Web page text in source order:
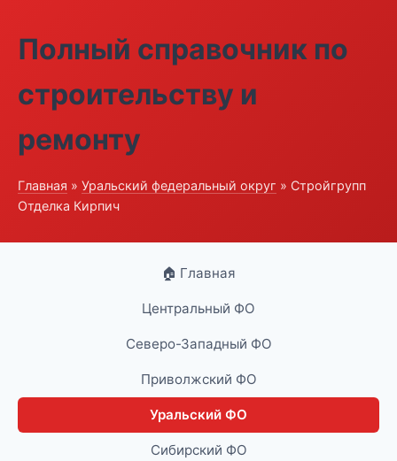
Полный справочник по
строительству и
ремонту
Главная » Уральский федеральный округ » Стройгрупп
Отделка Кирпич
🏠 Главная
Центральный ФО
Северо-Западный ФО
Приволжский ФО
Уральский ФО
Сибирский ФО